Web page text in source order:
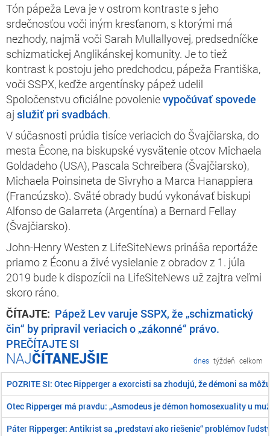
Tón pápeža Leva je v ostrom kontraste s jeho
srdečnosťou voči iným kresťanom, s ktorými má
nezhody, najmä voči Sarah Mullallyovej, predsedníčke
schizmatickej Anglikánskej komunity. Je to tiež
kontrast k postoju jeho predchodcu, pápeža Františka,
voči SSPX, keďže argentínsky pápež udelil
Spoločenstvu oficiálne povolenievypočúvať spovede
aj služiť pri svadbách.
V súčasnosti prúdia tisíce veriacich do Švajčiarska, do
mesta Êcone, na biskupské vysvätenie otcov Michaela
Goldadeho (USA), Pascala Schreibera (Švajčiarsko),
Michaela Poinsineta de Sivryho a Marca Hanappiera
(Francúzsko). Sväté obrady budú vykonávať biskupi
Alfonso de Galarreta (Argentína) a Bernard Fellay
(Švajčiarsko).
John-Henry Westen z LifeSiteNews prináša reportáže
priamo z Éconu a živé vysielanie z obradov z 1. júla
2019 bude k dispozícii na LifeSiteNews už zajtra veľmi
skoro ráno.
ČÍTAJTE: Pápež Lev varuje SSPX, že „schizmatický
čin“ by pripravil veriacich o „zákonné“ právo.
PREČÍTAJTE SI
ČÍTANEJŠIE dnes týždeň celkom
POZRITE SI: Otec Ripperger a exorcisti sa zhodujú, že démoni sa
Otec Ripperger má pravdu: „Asmodeus je démon homosexuality u
Páter Ripperger: Antikrist sa „predstaví ako riešenie“ problémov